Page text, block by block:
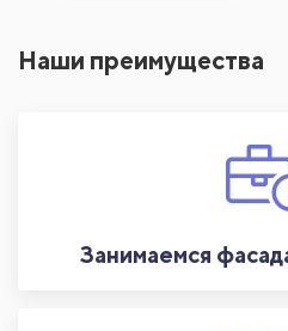
Наши преимущества
Занимаемся